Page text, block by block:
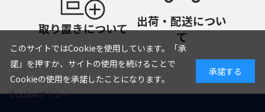
取り置きについて
出荷・配送につい
て
このサイトではCookieを使用しています。「承
諾」を押すか、サイトの使用を続けることで
Cookieの使用を承諾したことになります。
Cookieポリシー
承諾する